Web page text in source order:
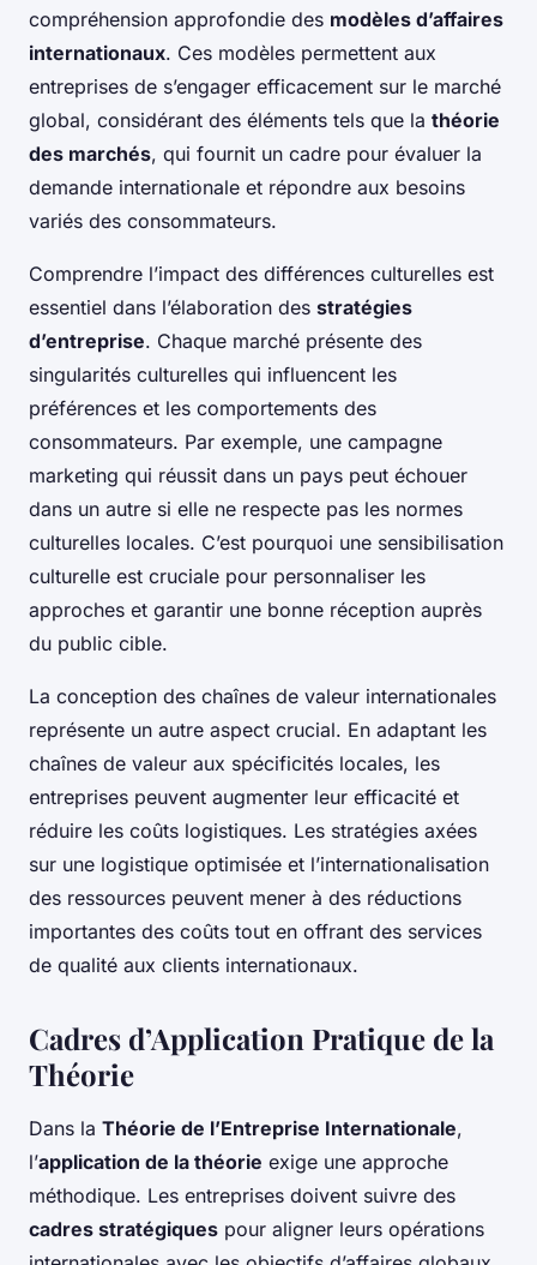
compréhension approfondie des modèles d’affaires
internationaux. Ces modèles permettent aux
entreprises de s’engager efficacement sur le marché
global, considérant des éléments tels que la théorie
des marchés, qui fournit un cadre pour évaluer la
demande internationale et répondre aux besoins
variés des consommateurs.
Comprendre l’impact des différences culturelles est
essentiel dans l’élaboration des stratégies
d’entreprise. Chaque marché présente des
singularités culturelles qui influencent les
préférences et les comportements des
consommateurs. Par exemple, une campagne
marketing qui réussit dans un pays peut échouer
dans un autre si elle ne respecte pas les normes
culturelles locales. C’est pourquoi une sensibilisation
culturelle est cruciale pour personnaliser les
approches et garantir une bonne réception auprès
du public cible.
La conception des chaînes de valeur internationales
représente un autre aspect crucial. En adaptant les
chaînes de valeur aux spécificités locales, les
entreprises peuvent augmenter leur efficacité et
réduire les coûts logistiques. Les stratégies axées
sur une logistique optimisée et l’internationalisation
des ressources peuvent mener à des réductions
importantes des coûts tout en offrant des services
de qualité aux clients internationaux.
Cadres d’Application Pratique de la
Théorie
Dans la Théorie de l’Entreprise Internationale,
l’application de la théorie exige une approche
méthodique. Les entreprises doivent suivre des
cadres stratégiques pour aligner leurs opérations